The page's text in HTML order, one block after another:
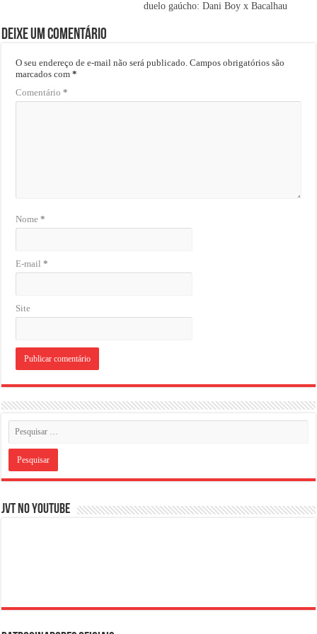
duelo gaúcho: Dani Boy x Bacalhau
Deixe um comentário
O seu endereço de e-mail não será publicado. Campos obrigatórios são
marcados com*
Comentário*
Nome*
E-mail*
Site
JVT NO YOUTUBE